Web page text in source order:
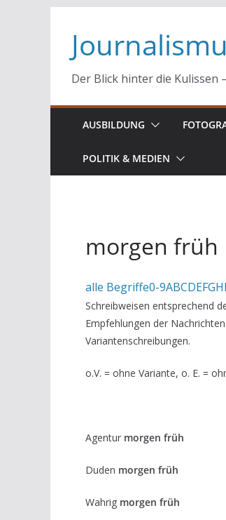
Inhalt
springen
Der Blick hinter die Kulissen
AUSBILDUNG
POLITIK & MEDIEN
morgen früh
alle Begriffe0-9ABCDEFGHI
Schreibweisen entsprechend
Empfehlungen der
Variantenschreibungen.
o.V. = ohne Variante, o. E. =
Agentur morgen früh
Duden morgen früh
Wahrig morgen früh